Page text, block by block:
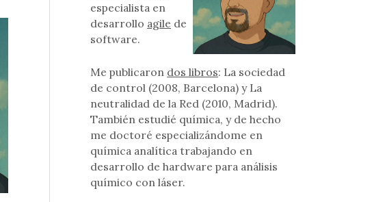
especialista en
desarrollo agile de
software.
Me publicaron dos libros: La sociedad
de control (2008, Barcelona) y La
neutralidad de la Red (2010, Madrid).
También estudié química, y de hecho
me doctoré especializándome en
química analítica trabajando en
desarrollo de hardware para análisis
químico con láser.